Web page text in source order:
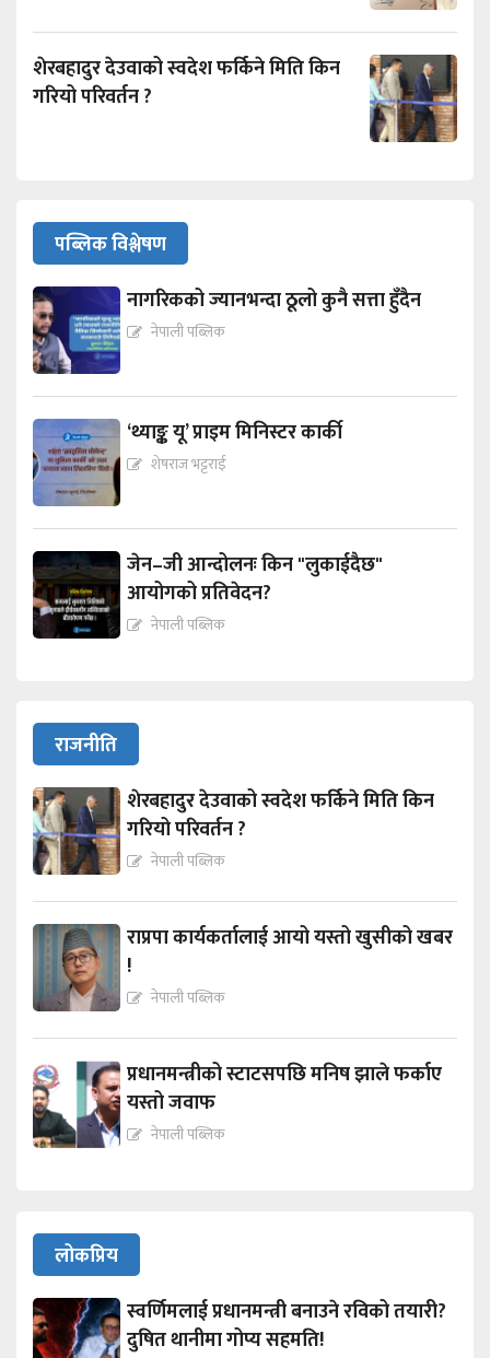
शेरबहादुर देउवाको स्वदेश फर्किने मिति किन
गरियो परिवर्तन ?
पब्लिक विश्लेषण
नागरिकको ज्यानभन्दा ठूलो कुनै सत्ता हुँदैन
नेपाली पब्लिक
‘थ्याङ्क यू’ प्राइम मिनिस्टर कार्की
शेषराज भट्टराई
जेन–जी आन्दोलनः किन "लुकाईदैछ"
आयोगको प्रतिवेदन?
नेपाली पब्लिक
राजनीति
शेरबहादुर देउवाको स्वदेश फर्किने मिति किन
गरियो परिवर्तन ?
नेपाली पब्लिक
राप्रपा कार्यकर्तालाई आयो यस्तो खुसीको खबर
!
नेपाली पब्लिक
प्रधानमन्त्रीको स्टाटसपछि मनिष झाले फर्काए
यस्तो जवाफ
नेपाली पब्लिक
लोकप्रिय
स्वर्णिमलाई प्रधानमन्त्री बनाउने रविको तयारी?
दुषित थानीमा गोप्य सहमति!